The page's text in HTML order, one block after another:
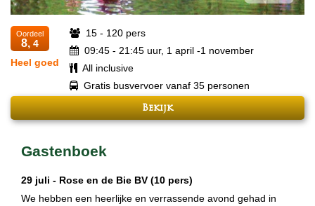
Oordeel
8, 4
Heel goed
15 - 120 pers
09:45 - 21:45 uur, 1 april -1 november
All inclusive
Gratis busvervoer vanaf 35 personen
Bekijk
Gastenboek
29 juli - Rose en de Bie BV (10 pers)
We hebben een heerlijke en verrassende avond gehad in